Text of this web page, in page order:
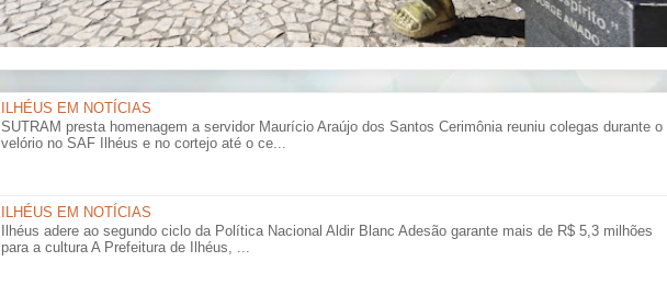
ILHÉUS EM NOTÍCIAS
SUTRAM presta homenagem a servidor Maurício Araújo dos Santos Cerimônia reuniu colegas durante o
velório no SAF Ilhéus e no cortejo até o ce...
ILHÉUS EM NOTÍCIAS
Ilhéus adere ao segundo ciclo da Política Nacional Aldir Blanc Adesão garante mais de R$ 5,3 milhões
para a cultura A Prefeitura de Ilhéus, ...